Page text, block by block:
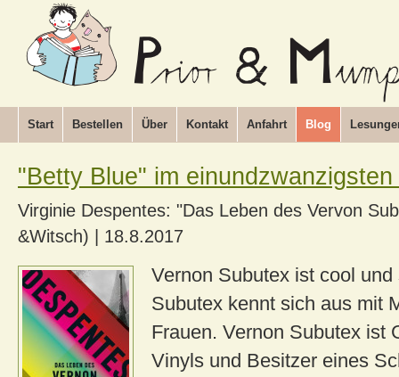
Start Bestellen Über Kontakt Anfahrt Blog
"Betty Blue" im
Virginie Despentes: "Das Leben des Vervon
&Witsch)
18.8.2017
Vernon Subutex ist cool und
Subutex kennt sich aus mit
Frauen. Vernon Subutex ist
Vinyls und Besitzer eines